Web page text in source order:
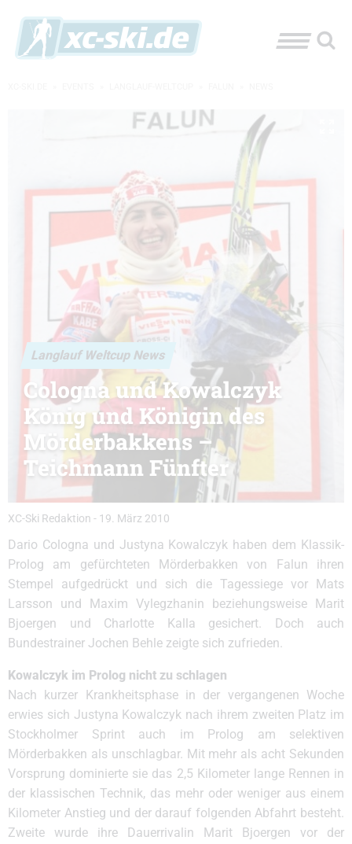
Langlauf Weltcup News
Cologna und Kowalczyk
König und Königin des
Mörderbakkens –
Teichmann Fünfter
XC-Ski Redaktion - 19. März 2010
Dario Cologna und Justyna Kowalczyk haben dem Klassik-
Prolog am gefürchteten Mörderbakken von Falun ihren
Stempel aufgedrückt und sich die Tagessiege vor Mats
Larsson und Maxim Vylegzhanin beziehungsweise Marit
Bjoergen und Charlotte Kalla gesichert. Doch auch
Bundestrainer Jochen Behle zeigte sich zufrieden.
Kowalczyk im Prolog nicht zu schlagen
Nach kurzer Krankheitsphase in der vergangenen Woche
erwies sich Justyna Kowalczyk nach ihrem zweiten Platz im
Stockholmer Sprint auch im Prolog am selektiven
Mörderbakken als unschlagbar. Mit mehr als acht Sekunden
Vorsprung dominierte sie das 2,5 Kilometer lange Rennen in
der klassischen Technik, das mehr oder weniger aus einem
Kilometer Anstieg und der darauf folgenden Abfahrt besteht.
Zweite wurde ihre Dauerrivalin Marit Bjoergen vor der